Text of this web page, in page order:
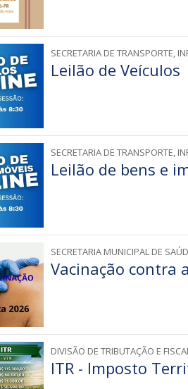
SECRETARIA DE TRANSPORTE,
Leilão de Veículos
SECRETARIA DE TRANSPORTE,
Leilão de bens e
SECRETARIA MUNICIPAL DE
Vacinação contra
DIVISÃO DE TRIBUTAÇÃO E
ITR - Imposto